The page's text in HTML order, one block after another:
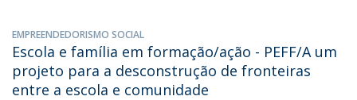
EMPREENDEDORISMO SOCIAL
Escola e família em formação/ação - PEFF/A um
projeto para a desconstrução de fronteiras
entre a escola e comunidade